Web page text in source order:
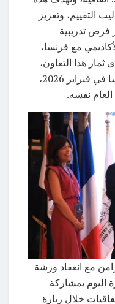
التقييم، وتعزيز
فرص تدريبية
مع فرنسا،
هذا التعاون،
تمهيدًا لعقد ورشة مماثلة في فرنسا في فبراير 2026،
العام نفسه.
مع انعقاد ورشة
اليوم بمشاركة
خلال زيارة